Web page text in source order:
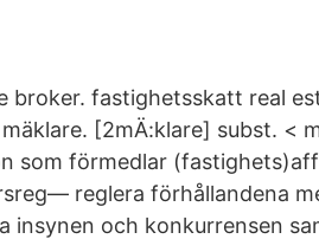
broker. fastighetsskatt real
[2mÄ:klare] subst. <
som förmedlar
reglera förhållandena
insynen och konkurrensen